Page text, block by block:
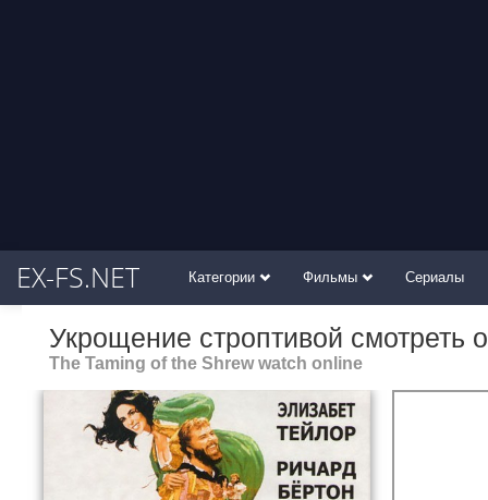
EX-FS.NET Категории Фильмы Сериалы
Укрощение строптивой смотреть
The Taming of the Shrew watch online